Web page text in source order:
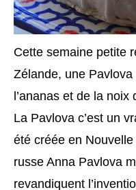
Cette semaine petite
Zélande, une Pavlova
l’ananas et de la noix
La Pavlova c’est un
été créée en
russe Anna Pavlova
revandiquent